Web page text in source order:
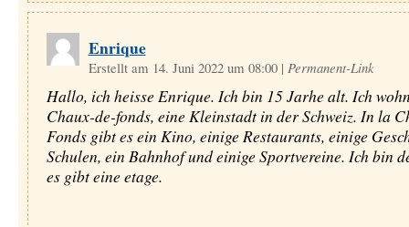
Enrique
Erstellt am 14. Juni 2022 um 08:00 | Permanent-Link
Hallo, ich heisse Enrique. Ich bin 15 Jarhe alt. Ich
Chaux-de-fonds, eine Kleinstadt in der Schweiz. In la
Fonds gibt es ein Kino, einige Restaurants, einige
Schulen, ein Bahnhof und einige Sportvereine. Ich bin
es gibt eine etage.